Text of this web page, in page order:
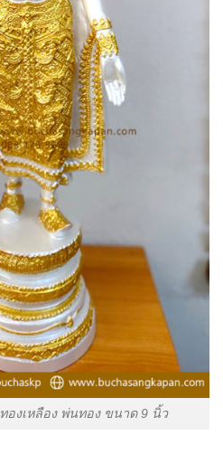
องเหลือง พ่นทอง ขนาด 9 นิ้ว